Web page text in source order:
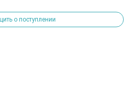
о поступлении